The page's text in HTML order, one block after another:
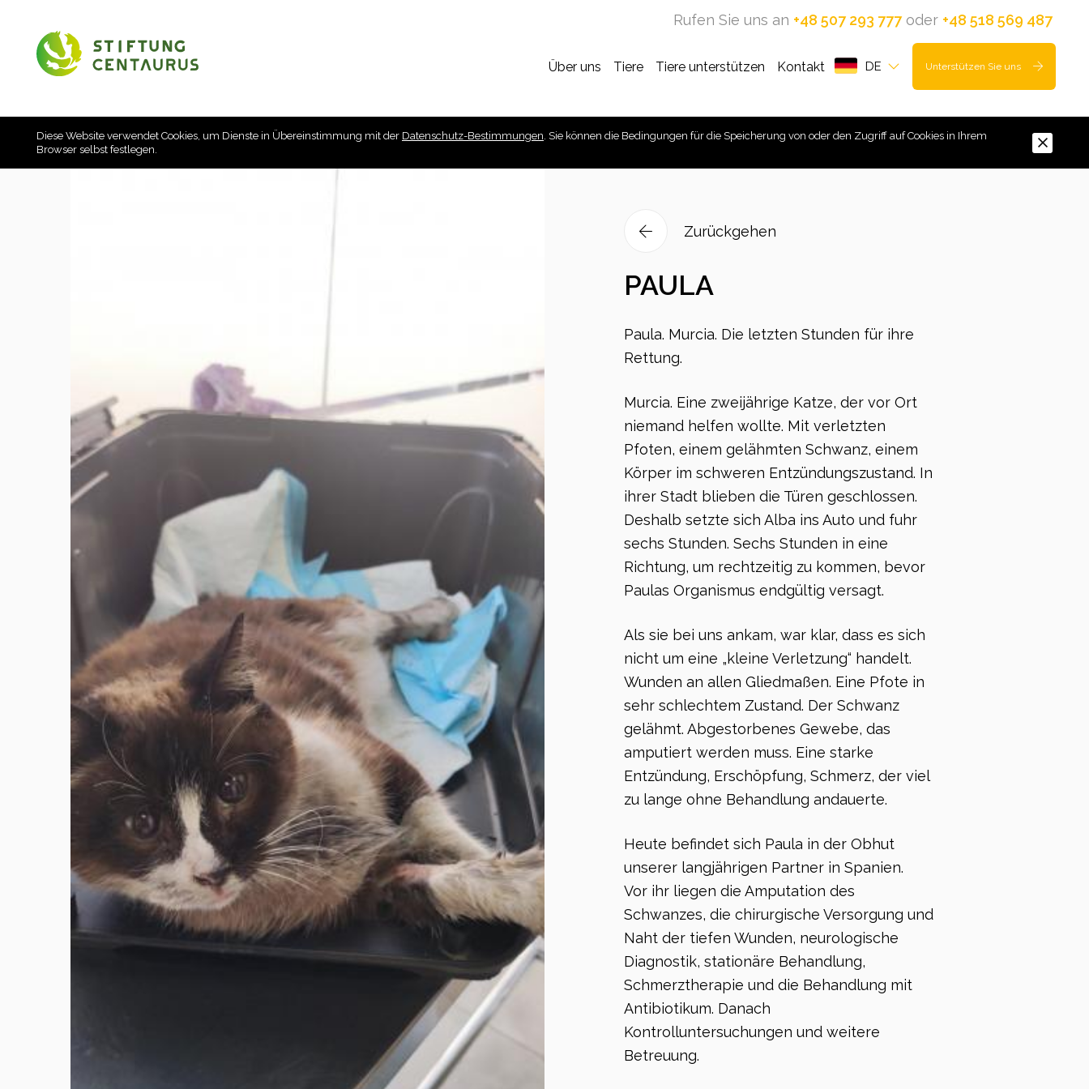
Rufen Sie uns an +48 507 293 777oder +48 518 569 487
Über uns Tiere Tiere unterstützen Kontakt DE Unterstützen Sie uns
Diese Website verwendet Cookies, um Dienste in Übereinstimmung mit der Datenschutz-Bestimmungen. Sie können die Bedingungen für die Speicherung von oder den Zugriff auf Cookies in Ihrem
Browser selbst festlegen.
Zurückgehen
PAULA
Paula. Murcia. Die letzten Stunden für ihre
Rettung.
Murcia. Eine zweijährige Katze, der vor Ort
niemand helfen wollte. Mit verletzten
Pfoten, einem gelähmten Schwanz, einem
Körper im schweren Entzündungszustand. In
ihrer Stadt blieben die Türen geschlossen.
Deshalb setzte sich Alba ins Auto und fuhr
sechs Stunden. Sechs Stunden in eine
Richtung, um rechtzeitig zu kommen, bevor
Paulas Organismus endgültig versagt.
Als sie bei uns ankam, war klar, dass es sich
nicht um eine „kleine Verletzung“ handelt.
Wunden an allen Gliedmaßen. Eine Pfote in
sehr schlechtem Zustand. Der Schwanz
gelähmt. Abgestorbenes Gewebe, das
amputiert werden muss. Eine starke
Entzündung, Erschöpfung, Schmerz, der viel
zu lange ohne Behandlung andauerte.
Heute befindet sich Paula in der Obhut
unserer langjährigen Partner in Spanien.
Vor ihr liegen die Amputation des
Schwanzes, die chirurgische Versorgung und
Naht der tiefen Wunden, neurologische
Diagnostik, stationäre Behandlung,
Schmerztherapie und die Behandlung mit
Antibiotikum. Danach
Kontrolluntersuchungen und weitere
Betreuung.